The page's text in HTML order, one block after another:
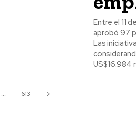
Entre el 11
aprobó 97
Las
considerando sus
US$16.984
... 613